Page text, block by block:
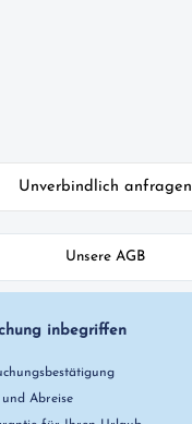
Unverbindlich anfragen
Unsere AGB
inbegriffen
Abreise